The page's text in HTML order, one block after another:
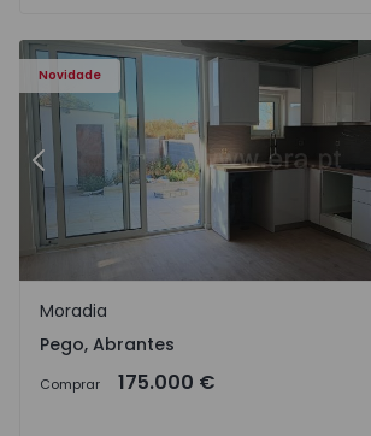
Novidade
Moradia T2 Abrantes, Pego - 1575171
Anterior
Pego, Abrantes
Moradia
Pego, Abrantes
Comprar 175.000 €